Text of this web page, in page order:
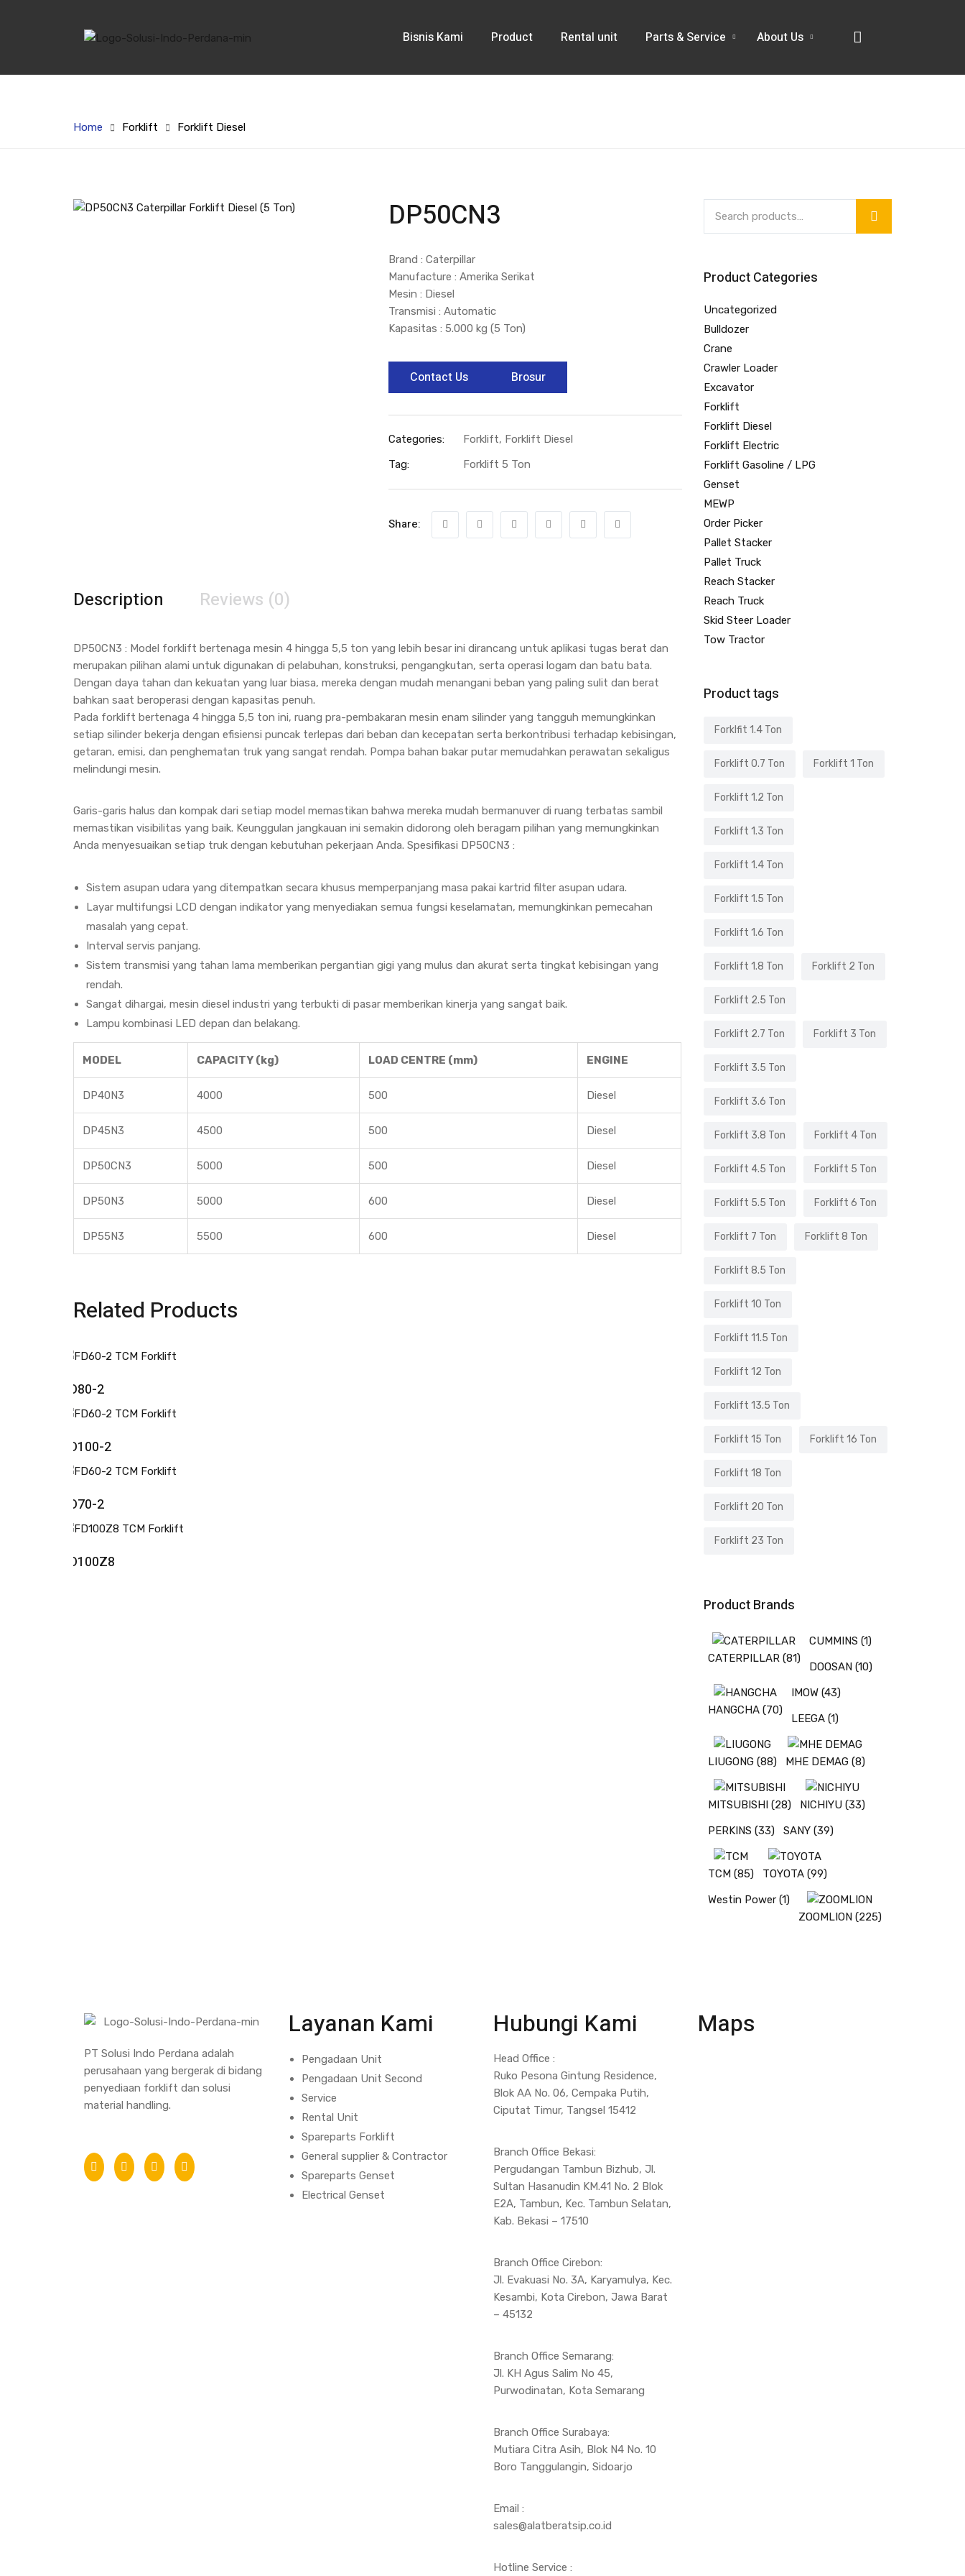
Bisnis Kami Product Rental unit Parts & Service About Us
Home Forklift Forklift Diesel
DP50CN3
Brand : Caterpillar
Manufacture : Amerika Serikat
Mesin : Diesel
Transmisi : Automatic
Kapasitas : 5.000 kg (5 Ton)
Contact Us Brosur
Categories: Forklift, Forklift Diesel
Tag:
Forklift 5 Ton
Share:
Description Reviews (0)
DP50CN3 : Model forklift bertenaga mesin 4 hingga 5,5 ton yang lebih besar ini dirancang untuk aplikasi tugas berat dan
merupakan pilihan alami untuk digunakan di pelabuhan, konstruksi, pengangkutan, serta operasi logam dan batu bata.
Dengan daya tahan dan kekuatan yang luar biasa, mereka dengan mudah menangani beban yang paling sulit dan berat
bahkan saat beroperasi dengan kapasitas penuh.
Pada forklift bertenaga 4 hingga 5,5 ton ini, ruang pra-pembakaran mesin enam silinder yang tangguh memungkinkan
setiap silinder bekerja dengan efisiensi puncak terlepas dari beban dan kecepatan serta berkontribusi terhadap kebisingan,
getaran, emisi, dan penghematan truk yang sangat rendah. Pompa bahan bakar putar memudahkan perawatan sekaligus
melindungi mesin.
Garis-garis halus dan kompak dari setiap model memastikan bahwa mereka mudah bermanuver di ruang terbatas sambil
memastikan visibilitas yang baik. Keunggulan jangkauan ini semakin didorong oleh beragam pilihan yang memungkinkan
Anda menyesuaikan setiap truk dengan kebutuhan pekerjaan Anda. Spesifikasi DP50CN3 :
Sistem asupan udara yang ditempatkan secara khusus memperpanjang masa pakai kartrid filter asupan udara.
Layar multifungsi LCD dengan indikator yang menyediakan semua fungsi keselamatan, memungkinkan pemecahan
masalah yang cepat.
Interval servis panjang.
Sistem transmisi yang tahan lama memberikan pergantian gigi yang mulus dan akurat serta tingkat kebisingan yang
rendah.
Sangat dihargai, mesin diesel industri yang terbukti di pasar memberikan kinerja yang sangat baik.
Lampu kombinasi LED depan dan belakang.
MODEL CAPACITY (kg) LOAD CENTRE (mm) ENGINE
DP40N3 4000 500 Diesel
DP45N3 4500 500 Diesel
DP50CN3 5000 500 Diesel
DP50N3 5000 600 Diesel
DP55N3 5500 600 Diesel
Related Products
FD80-2
FD100-2
FD70-2
FD100Z8
Product Categories
Uncategorized
Bulldozer
Crane
Crawler Loader
Excavator
Forklift
Forklift Diesel
Forklift Electric
Forklift Gasoline / LPG
Genset
MEWP
Order Picker
Pallet Stacker
Pallet Truck
Reach Stacker
Reach Truck
Skid Steer Loader
Tow Tractor
Product tags
Forklfit 1.4 Ton
Forklift 0.7 Ton Forklift 1 Ton
Forklift 1.2 Ton
Forklift 1.3 Ton
Forklift 1.4 Ton
Forklift 1.5 Ton
Forklift 1.6 Ton
Forklift 1.8 Ton Forklift 2 Ton
Forklift 2.5 Ton
Forklift 2.7 Ton Forklift 3 Ton
Forklift 3.5 Ton
Forklift 3.6 Ton
Forklift 3.8 Ton Forklift 4 Ton
Forklift 4.5 Ton Forklift 5 Ton
Forklift 5.5 Ton Forklift 6 Ton
Forklift 7 Ton Forklift 8 Ton
Forklift 8.5 Ton
Forklift 10 Ton
Forklift 11.5 Ton
Forklift 12 Ton
Forklift 13.5 Ton
Forklift 15 Ton Forklift 16 Ton
Forklift 18 Ton
Forklift 20 Ton
Forklift 23 Ton
Product Brands
CATERPILLAR (81)
CUMMINS (1)
DOOSAN (10)
HANGCHA (70)
IMOW (43)
LEEGA (1)
LIUGONG (88) MHE DEMAG (8)
MITSUBISHI (28) NICHIYU (33)
PERKINS (33) SANY (39)
TCM (85) TOYOTA (99)
Westin Power (1)
ZOOMLION (225)
PT Solusi Indo Perdana adalah
perusahaan yang bergerak di bidang
penyediaan forklift dan solusi
material handling.
Layanan Kami
Pengadaan Unit
Pengadaan Unit Second
Service
Rental Unit
Spareparts Forklift
General supplier & Contractor
Spareparts Genset
Electrical Genset
Hubungi Kami
Head Office :
Ruko Pesona Gintung Residence,
Blok AA No. 06, Cempaka Putih,
Ciputat Timur, Tangsel 15412
Branch Office Bekasi:
Pergudangan Tambun Bizhub, Jl.
Sultan Hasanudin KM.41 No. 2 Blok
E2A, Tambun, Kec. Tambun Selatan,
Kab. Bekasi – 17510
Branch Office Cirebon:
Jl. Evakuasi No. 3A, Karyamulya, Kec.
Kesambi, Kota Cirebon, Jawa Barat
– 45132
Branch Office Semarang:
Jl. KH Agus Salim No 45,
Purwodinatan, Kota Semarang
Branch Office Surabaya:
Mutiara Citra Asih, Blok N4 No. 10
Boro Tanggulangin, Sidoarjo
Email :
sales@alatberatsip.co.id
Hotline Service :
Maps